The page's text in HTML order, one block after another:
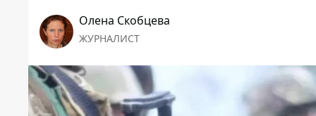
Олена Скобцева
ЖУРНАЛИСТ